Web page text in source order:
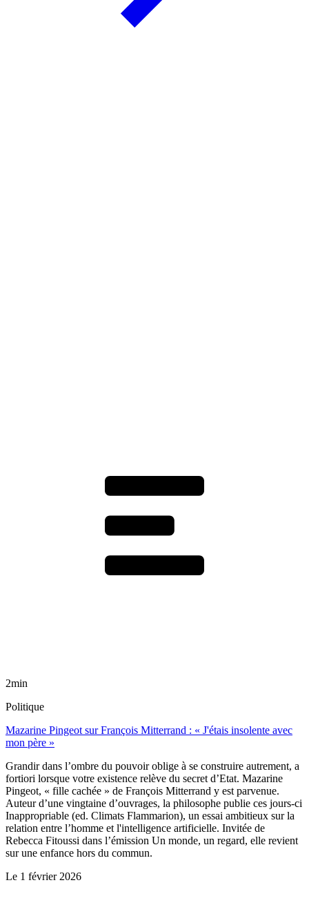
2min
Politique
Mazarine Pingeot sur François Mitterrand : « J'étais insolente avec
mon père »
Grandir dans l’ombre du pouvoir oblige à se construire autrement, a
fortiori lorsque votre existence relève du secret d’Etat. Mazarine
Pingeot, « fille cachée » de François Mitterrand y est parvenue.
Auteur d’une vingtaine d’ouvrages, la philosophe publie ces jours-ci
Inappropriable (ed. Climats Flammarion), un essai ambitieux sur la
relation entre l’homme et l'intelligence artificielle. Invitée de
Rebecca Fitoussi dans l’émission Un monde, un regard, elle revient
sur une enfance hors du commun.
Le 1 février 2026